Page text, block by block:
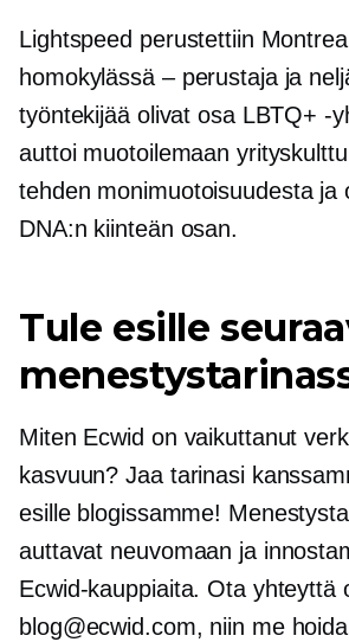
Lightspeed perustettiin
homokylässä – perustaja ja
työntekijää olivat osa LBTQ+ -
auttoi muotoilemaan
tehden monimuotoisuudesta ja
DNA:n kiinteän osan.
Tule esille
Miten Ecwid on vaikuttanut
kasvuun? Jaa tarinasi
esille blogissamme!
auttavat neuvomaan ja
Ecwid-kauppiaita. Ota yhteyttä
blog@ecwid.com, niin me